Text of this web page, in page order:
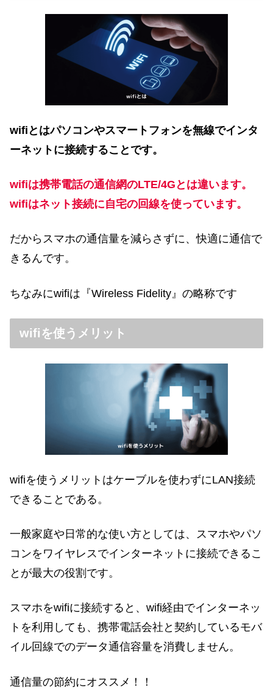
wifiとはパソコンやスマートフォンを無線でインタ
ーネットに接続することです。
wifiは携帯電話の通信網のLTE/4Gとは違います。
wifiはネット接続に自宅の回線を使っています。
だからスマホの通信量を減らさずに、快適に通信で
きるんです。
ちなみにwifiは『Wireless Fidelity』の略称です
wifiを使うメリット
wifiを使うメリットはケーブルを使わずにLAN接続
できることである。
一般家庭や日常的な使い方としては、スマホやパソ
コンをワイヤレスでインターネットに接続できるこ
とが最大の役割です。
スマホをwifiに接続すると、wifi経由でインターネッ
トを利用しても、携帯電話会社と契約しているモバ
イル回線でのデータ通信容量を消費しません。
通信量の節約にオススメ！！